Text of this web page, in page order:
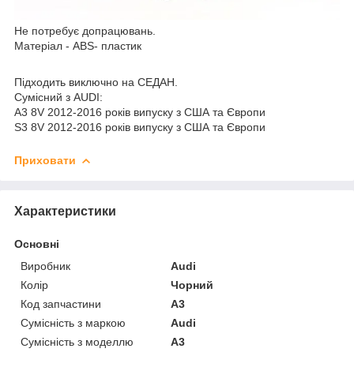
Не потребує допрацювань.
Матеріал - ABS- пластик
Підходить виключно на СЕДАН.
Сумісний з AUDI:
A3 8V 2012-2016 років випуску з США та Європи
S3 8V 2012-2016 років випуску з США та Європи
Приховати
Характеристики
Основні
Виробник
Audi
Колір
Чорний
Код запчастини
A3
Сумісність з маркою
Audi
Сумісність з моделлю
A3